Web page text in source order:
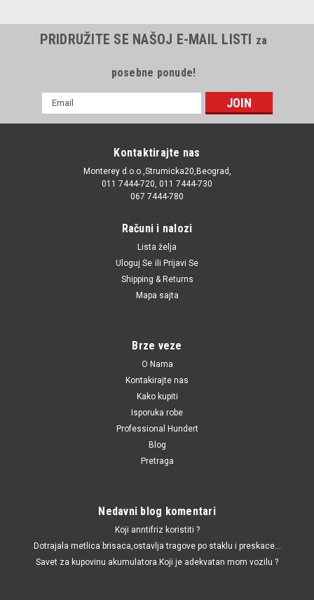
1224067 / 1224079 / 1226669 / 1228706 / 1232971 /
1308121 / 1316107 / 1319714 / 1321006 / 1321007 / 1329795 / 1329796 /
Glavni cilindar kvacila Ford C-MAX '07-,Mazda 3
Glavni cilindar kvacila Ford C-MAX '07-,Mazda 3 '03-'14
PRIDRUŽITE SE NAŠOJ E-MAIL LISTI za
posebne ponude!
mail
Kontaktirajte nas
Monterey d.o.o.,Strumicka20,Beograd,
011 7444-720, 011 7444-730
067 7444-780
Računi i nalozi
Lista želja
Uloguj Se ili Prijavi Se
Shipping & Returns
Mapa sajta
Brze veze
O Nama
Kontakirajte nas
Kako kupiti
Isporuka robe
Professional Hundert
Blog
Pretraga
Nedavni blog komentari
Koji anntifriz koristiti ?
Dotrajala metlica brisaca,ostavlja tragove po staklu i preskace...
Savet za kupovinu akumulatora.Koji je adekvatan mom vozilu ?